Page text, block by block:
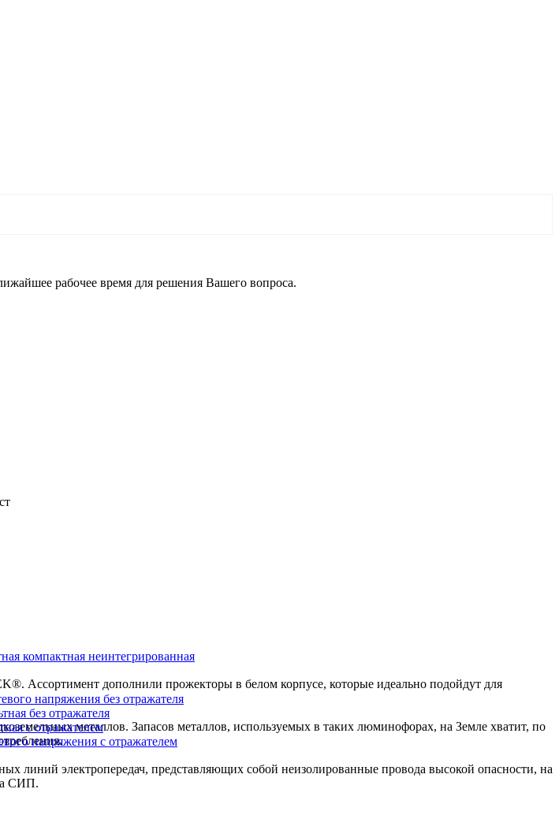
рабочее время для решения Вашего вопроса.
компактная неинтегрированная
напряжения без отражателя
без отражателя
с отражателем
напряжения с отражателем
Ассортимент дополнили прожекторы в белом корпусе, которые идеально подойдут для
металлов. Запасов металлов, используемых в таких люминофорах, на Земле хватит, по
линий электропередач, представляющих собой неизолированные провода высокой опасности, на
СИП.